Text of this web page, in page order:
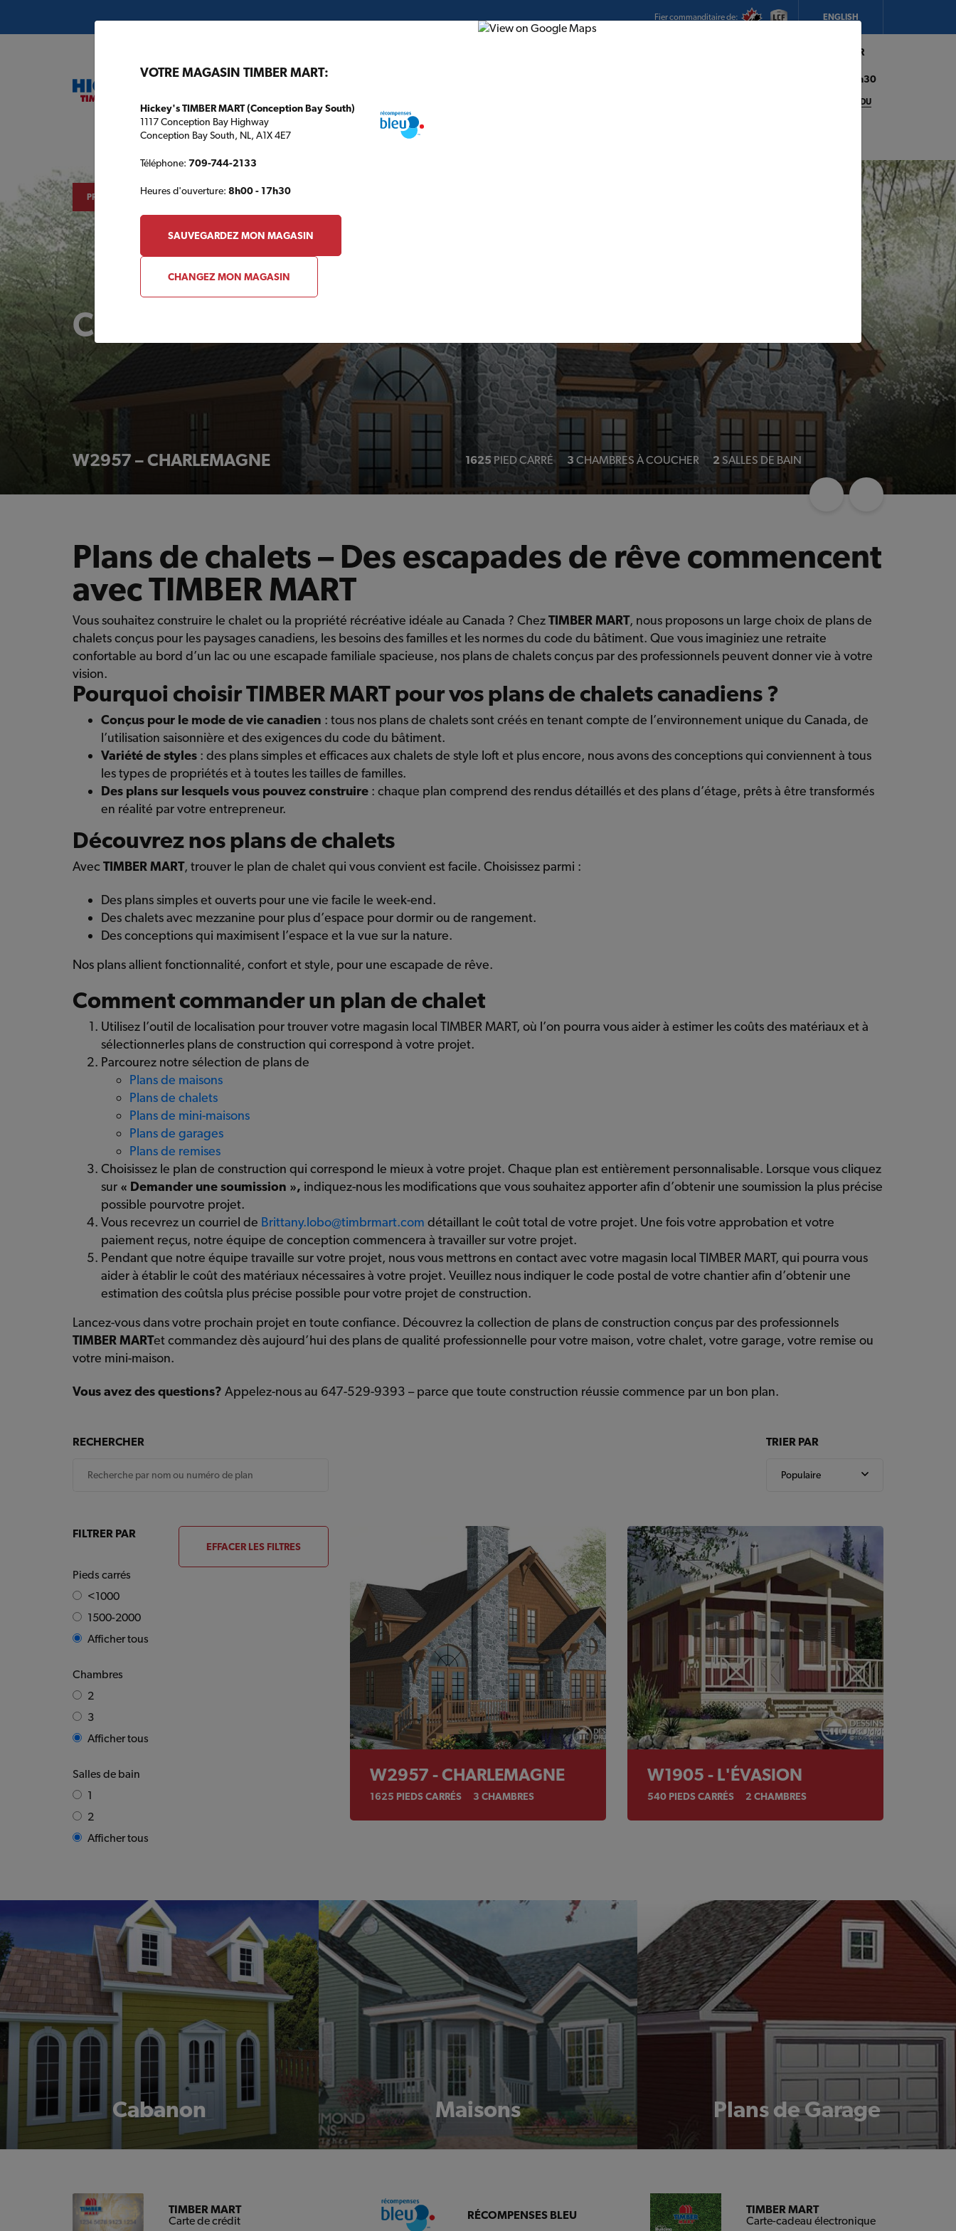
Fier commanditaire de: ENGLISH
Hickey's TIMBER
8h00 - 17h30
DÉTAILS DU
Plans de construction
PRODUITS EN VEDETTE
Chalets
W2957 – CHARLEMAGNE 1625 PIED CARRÉ 3 CHAMBRES À COUCHER 2 SALLES DE BAIN
Plans de chalets – Des escapades de rêve commencent
avec TIMBER MART
Vous souhaitez construire le chalet ou la propriété récréative idéale au Canada ? ChezTIMBER MART, nous proposons un large choix de plans de
chalets conçus pour les paysages canadiens, les besoins des familles et les normes du code du bâtiment. Que vous imaginiez une retraite
confortable au bord d’un lac ou une escapade familiale spacieuse, nos plans de chalets conçus par des professionnels peuvent donner vie à votre
vision.
Pourquoi choisir TIMBER MART pour vos plans de chalets canadiens ?
Conçus pour le mode de vie canadien : tous nos plans de chalets sont créés en tenant compte de l’environnement unique du Canada, de
l’utilisation saisonnière et des exigences du code du bâtiment.
Variété de styles : des plans simples et efficaces aux chalets de style loft et plus encore, nous avons des conceptions qui conviennent à tous
les types de propriétés et à toutes les tailles de familles.
Des plans sur lesquels vous pouvez construire : chaque plan comprend des rendus détaillés et des plans d’étage, prêts à être transformés
en réalité par votre entrepreneur.
Découvrez nos plans de chalets
Avec TIMBER MART, trouver le plan de chalet qui vous convient est facile. Choisissez parmi :
Des plans simples et ouverts pour une vie facile le week-end.
Des chalets avec mezzanine pour plus d’espace pour dormir ou de rangement.
Des conceptions qui maximisent l’espace et la vue sur la nature.
Nos plans allient fonctionnalité, confort et style, pour une escapade de rêve.
Comment commander un plan de chalet
Utilisez l’outil de localisation pour trouver votre magasin local TIMBER MART, où l’on pourra vous aider à estimer les coûts des matériaux et à
sélectionnerles plans de construction qui correspond à votre projet.
Parcourez notre sélection de plans de
Plans de maisons
Plans de chalets
Plans de mini-maisons
Plans de garages
Plans de remises
Choisissez le plan de construction qui correspond le mieux à votre projet. Chaque plan est entièrement personnalisable. Lorsque vous cliquez
sur « Demander une soumission », indiquez-nous les modifications que vous souhaitez apporter afin d’obtenir une soumission la plus précise
possible pourvotre projet.
Vous recevrez un courriel de Brittany.lobo@timbrmart.com détaillant le coût total de votre projet. Une fois votre approbation et votre
paiement reçus, notre équipe de conception commencera à travailler sur votre projet.
Pendant que notre équipe travaille sur votre projet, nous vous mettrons en contact avec votre magasin local TIMBER MART, qui pourra vous
aider à établir le coût des matériaux nécessaires à votre projet. Veuillez nous indiquer le code postal de votre chantier afin d’obtenir une
estimation des coûtsla plus précise possible pour votre projet de construction.
Lancez-vous dans votre prochain projet en toute confiance. Découvrez la collection de plans de construction conçus par des professionnels
TIMBER MARTet commandez dès aujourd’hui des plans de qualité professionnelle pour votre maison, votre chalet, votre garage, votre remise ou
votre mini-maison.
Vous avez des questions? Appelez-nous au 647-529-9393 – parce que toute construction réussie commence par un bon plan.
RECHERCHER TRIER PAR
FILTRER PAR
EFFACER LES FILTRES
Pieds carrés
<1000
1500-2000
Afficher tous
Chambres
2
3
Afficher tous
Salles de bain
1
2
Afficher tous
W2957 - CHARLEMAGNE
1625 PIEDS CARRÉS 3 CHAMBRES
W1905 - L'ÉVASION
540 PIEDS CARRÉS 2 CHAMBRES
Cabanon Maisons Plans de Garage
VOTRE MAGASIN TIMBER MART:
Hickey's TIMBER MART (Conception Bay South)
1117 Conception Bay Highway
Conception Bay South, NL, A1X 4E7
Téléphone: 709-744-2133
Heures d'ouverture: 8h00 - 17h30
SAUVEGARDEZ MON MAGASIN
CHANGEZ MON MAGASIN
TIMBER MART
Carte de crédit
RÉCOMPENSES BLEU
TIMBER MART
Carte-cadeau électronique